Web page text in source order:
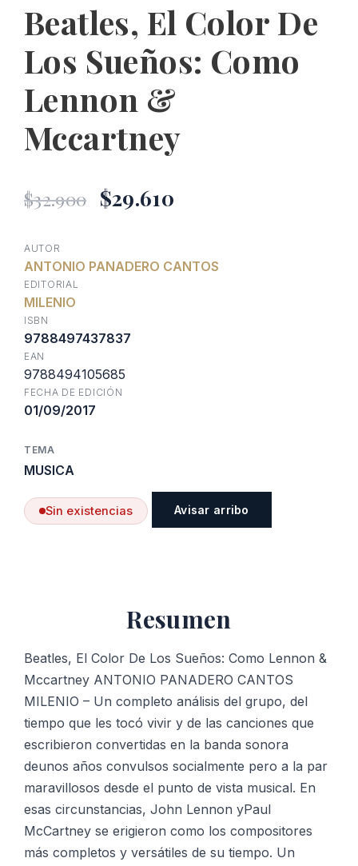
Beatles, El Color De
Los Sueños: Como
Lennon &
Mccartney
$32.900 El
original
era:
$32.900.
$29.610
actual
AUTOR
ANTONIO PANADERO CANTOS
EDITORIAL
MILENIO
ISBN
9788497437837
EAN
9788494105685
FECHA DE EDICIÓN
01/09/2017
TEMA
MUSICA
Sin existencias Avisar arribo
Resumen
Beatles, El Color De Los Sueños: Como Lennon &
Mccartney ANTONIO PANADERO CANTOS
MILENIO – Un completo análisis del grupo, del
tiempo que les tocó vivir y de las canciones que
escribieron convertidas en la banda sonora
deunos años convulsos socialmente pero a la par
maravillosos desde el punto de vista musical. En
esas circunstancias, John Lennon yPaul
McCartney se erigieron como los compositores
más completos y versátiles de su tiempo. Un